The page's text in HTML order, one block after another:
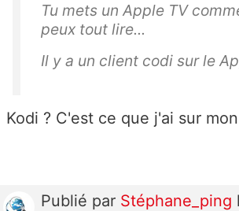
Tu mets un Apple TV
peux tout lire...
Il y a un client codi sur le
Kodi ? C'est ce que j'ai sur
Publié par Stéphane_ping